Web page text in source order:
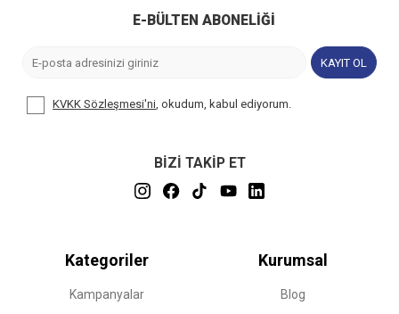
E-BÜLTEN ABONELIĞI
KAYIT OL
KVKK Sözleşmesi'ni, okudum, kabul ediyorum.
BİZİ TAKİP ET
Kategoriler
Kampanyalar
Kurumsal
Blog